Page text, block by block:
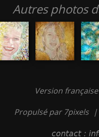
Autres photos
Version française
Propulsé par 7pixels |